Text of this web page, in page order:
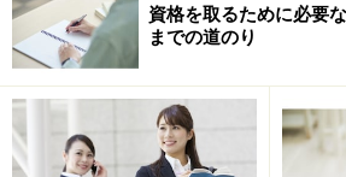
●一般誌、求人情報誌、ビジネス誌
資格特集や、資格を取って活躍して
求人ニーズなどの記事に目を通す。
資格を取るために必要
までの道のり